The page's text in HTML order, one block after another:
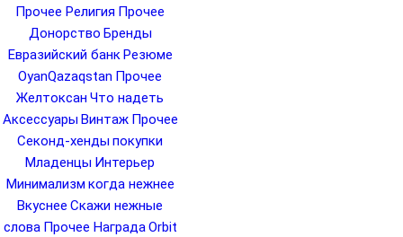
Прочее Религия Прочее
Донорство Бренды
Евразийский банк Резюме
OyanQazaqstan Прочее
Желтоксан Что надеть
Аксессуары Винтаж Прочее
Секонд-хенды покупки
Младенцы Интерьер
Минимализм когда нежнее
Вкуснее Скажи нежные
слова Прочее НаградаOrbit